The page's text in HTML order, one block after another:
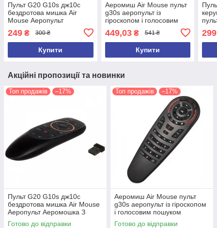
Пульт G20 G10s дж10c
бездротова мишка Air
Mouse Аеропульт
ГІРОСКОПОП
249 ₴ 300 ₴
Купити
Аеромиш Air Mouse пульт
g30s аеропульт із
гіроскопом і голосовим
449,03₴ 541 ₴
Купити
Акційні пропозиції та новинки
Топ продажів –17%
Пульт G20 G10s дж10c
бездротова мишка Air Mouse
Аеропульт Аеромошка З
ГІРОСКОПОП
Готово до відправки
Топ продажів –17%
Аеромиш Air Mouse пульт
g30s аеропульт із гіроскопом
і голосовим пошуком
Готово до відправки